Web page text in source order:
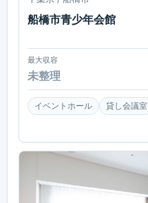
船橋市青少年会館
最大収容
未整理
イベントホール 貸し会議室